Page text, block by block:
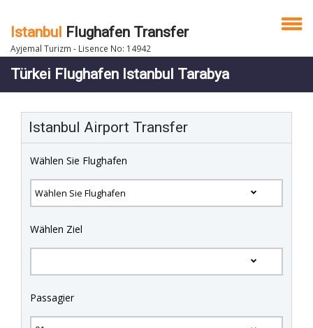
Istanbul Flughafen Transfer
Ayjemal Turizm - Lisence No: 14942
Türkei Flughafen Istanbul Tarabya
Istanbul Airport Transfer
Wählen Sie Flughafen
Wählen Ziel
Passagier